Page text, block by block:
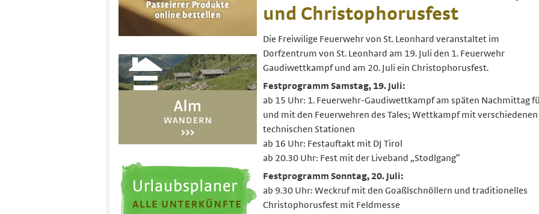
und Christophorusfest
Die Freiwilige Feuerwehr von St. Leonhard veranstaltet im
Dorfzentrum von St. Leonhard am 19. Juli den 1. Feuerwehr
Gaudiwettkampf und am 20. Juli ein Christophorusfest.
Festprogramm Samstag, 19. Juli:
ab 15 Uhr: 1. Feuerwehr-Gaudiwettkampf am späten Nachmittag
und mit den Feuerwehren des Tales; Wettkampf mit verschiedenen
technischen Stationen
ab 16 Uhr: Festauftakt mit DJ Tirol
ab 20.30 Uhr: Fest mit der Liveband „Stodlgang“
Festprogramm Sonntag, 20. Juli:
ab 9.30 Uhr: Weckruf mit den Goaßlschnöllern und traditionelles
Christophorusfest mit Feldmesse